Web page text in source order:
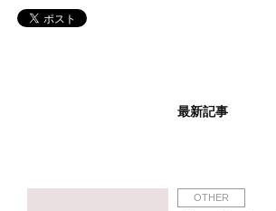
最新記事
OTHER